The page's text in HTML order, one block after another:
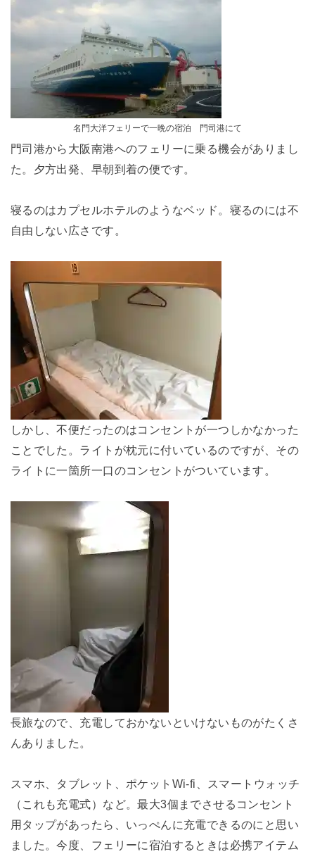
名門大洋フェリーで一晩の宿泊 門司港にて
門司港から大阪南港へのフェリーに乗る機会がありまし
た。夕方出発、早朝到着の便です。
寝るのはカプセルホテルのようなベッド。寝るのには不
自由しない広さです。
しかし、不便だったのはコンセントが一つしかなかった
ことでした。ライトが枕元に付いているのですが、その
ライトに一箇所一口のコンセントがついています。
長旅なので、充電しておかないといけないものがたくさ
んありました。
スマホ、タブレット、ポケットWi-fi、スマートウォッチ
（これも充電式）など。最大3個までさせるコンセント
用タップがあったら、いっぺんに充電できるのにと思い
ました。今度、フェリーに宿泊するときは必携アイテム